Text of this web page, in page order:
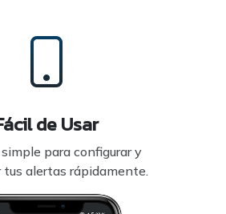
de Usar
para configurar y
alertas rápidamente.